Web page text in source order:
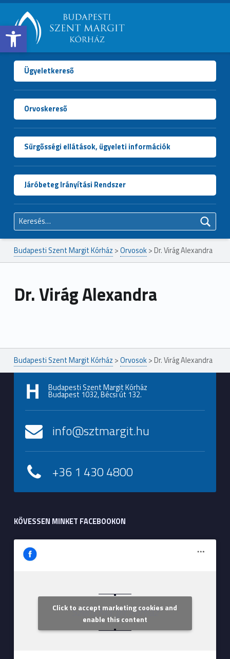
Open toolbar
BUDAPESTI
SZENT
MARGIT
KÓRHÁZ
Ügyeletkereső
Orvoskereső
Sürgősségi ellátások, ügyeleti információk
Járóbeteg Irányítási Rendszer
Keresés:
Budapesti Szent Margit Kórház >Orvosok> Dr. Virág Alexandra
Dr. Virág Alexandra
Budapesti Szent Margit Kórház >Orvosok> Dr. Virág Alexandra
Budapesti Szent Margit Kórház
Budapest 1032, Bécsi út 132.
info@sztmargit.hu
+36 1 430 4800
KÖVESSEN MINKET FACEBOOKON
Szent Margit Kórház
Click to accept marketing cookies and
enable this content